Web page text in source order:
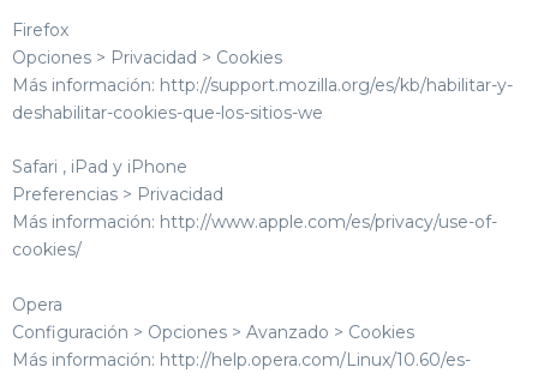
Firefox
Opciones > Privacidad > Cookies
Más información: http://support.mozilla.org/es/kb/habilitar-y-
deshabilitar-cookies-que-los-sitios-we
Safari , iPad y iPhone
Preferencias > Privacidad
Más información: http://www.apple.com/es/privacy/use-of-
cookies/
Opera
Configuración > Opciones > Avanzado > Cookies
Más información: http://help.opera.com/Linux/10.60/es-